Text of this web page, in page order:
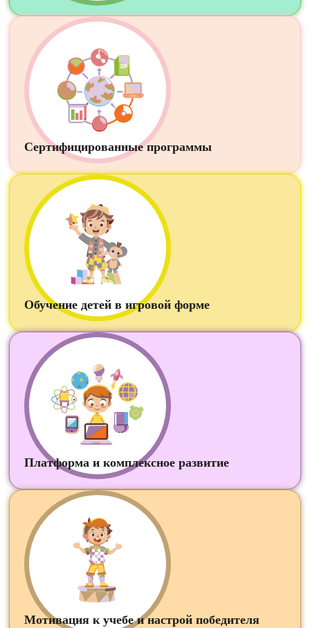
Сертифицированные программы
Обучение детей в игровой форме
Платформа и комплексное развитие
Мотивация к учебе и настрой победителя